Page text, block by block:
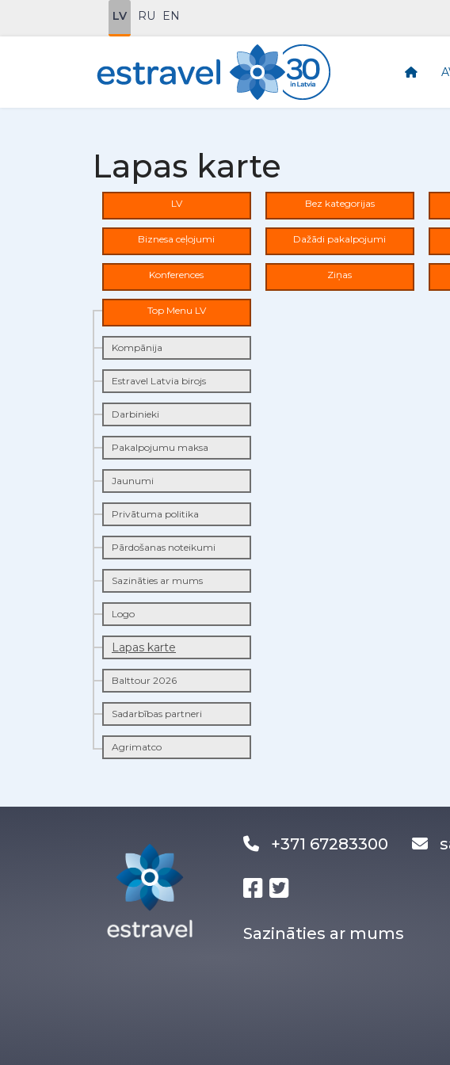
LV RU EN
Lapas karte
LV Bez kategorijas
Biznesa ceļojumi Dažādi pakalpojumi
Konferences Ziņas
Top Menu LV
Kompānija
Estravel Latvia birojs
Darbinieki
Pakalpojumu maksa
Jaunumi
Privātuma politika
Pārdošanas noteikumi
Sazināties ar mums
Logo
Lapas karte
Balttour 2026
Sadarbības partneri
Agrimatco
+371 67283300
Sazināties ar mums